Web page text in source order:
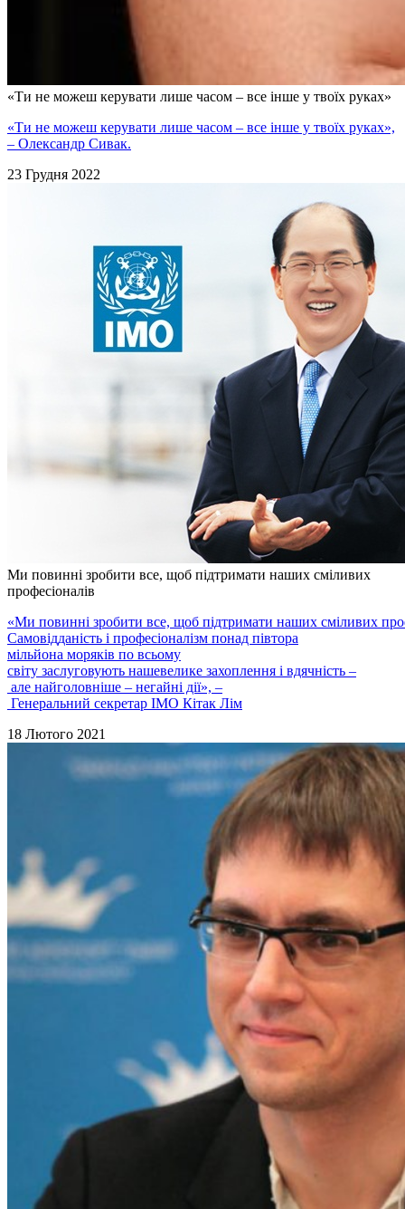
«Ти не можеш керувати лише часом – все інше у твоїх руках»
«Ти не можеш керувати лише часом – все інше у твоїх руках»,
– Олександр Сивак.
23 Грудня 2022
Ми повинні зробити все, щоб підтримати наших сміливих
професіоналів
«Ми повинні зробити все, щоб підтримати наших сміливих
Самовідданість і професіоналізм понад півтора
мільйона моряків по всьому
світу заслуговують нашевелике захоплення і вдячність –
але найголовніше – негайні дії», –
Генеральний секретар ІМО Кітак Лім
18 Лютого 2021